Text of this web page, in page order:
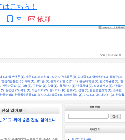
こちら！
依頼